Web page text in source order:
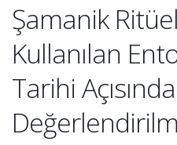
Şamanik
Kullanılan
Tarihi